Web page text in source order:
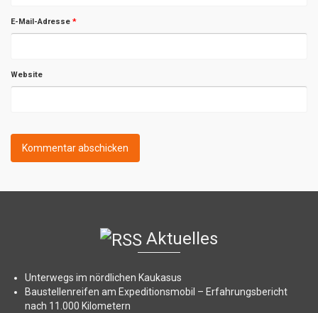
E-Mail-Adresse *
Website
Aktuelles
Unterwegs im nördlichen Kaukasus
Baustellenreifen am Expeditionsmobil – Erfahrungsbericht
nach 11.000 Kilometern